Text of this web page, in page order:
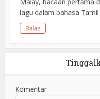
lagu dalam bahasa
Balas
Komentar